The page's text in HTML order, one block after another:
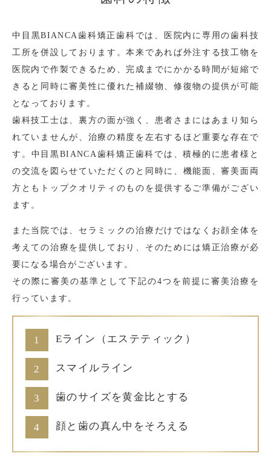
中目黒BIANCA歯科矯正歯科では、医院内に専用の歯科技
工所を併設しております。本来であれば外注する技工物を
医院内で作製できるため、完成までにかかる時間が短縮で
きると同時に審美性に優れた補綴物、修復物の提供が可能
となっております。
歯科技工士は、裏方の面が強く、患者さまにはあまり知ら
れていませんが、治療の精度を左右するほど重要な存在で
す。中目黒BIANCA歯科矯正歯科では、積極的に患者様と
の交流を図らせていただくのと同時に、機能面、審美面両
方ともトップクオリティのものを提供するご準備がござい
ます。
また当院では、セラミックの治療だけではなくお顔全体を
考えての治療を提供しており、そのためには矯正治療が必
要になる場合がございます。
その際に審美の基準として下記の4つを前提に審美治療を
行っています。
Eライン（エステティック）
スマイルライン
歯のサイズを黄金比とする
顔と歯の真ん中をそろえる